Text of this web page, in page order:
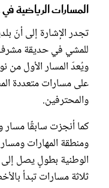
المسارات
تجدر الإشارة إلى أنّ
ويُعدّ المسار الأول
على مسارات متعددة
والمحترفين.
كما أنجزت سابقًا مسار
ومنطقة المهارات
ثلاثة مسارات تبدأ